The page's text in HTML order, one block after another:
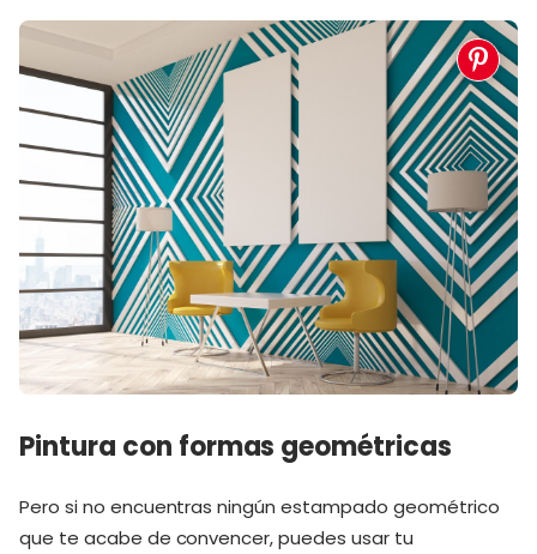
Pintura con formas geométricas
Pero si no encuentras ningún estampado geométrico
que te acabe de convencer, puedes usar tu